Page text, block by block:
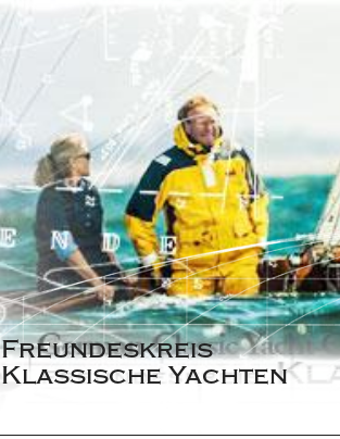
Freundeskreis
Klassische Yachten